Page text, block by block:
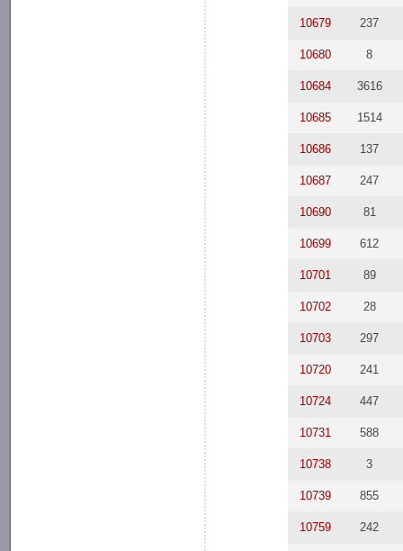
10679 237
10680 8
10684 3616
10685 1514
10686 137
10687 247
10690 81
10699 612
10701 89
10702 28
10703 297
10720 241
10724 447
10731 588
10738 3
10739 855
10759 242